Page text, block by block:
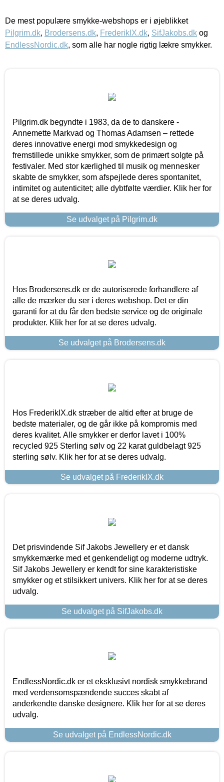
De mest populære smykke-webshops er i øjeblikket
Pilgrim.dk, Brodersens.dk, FrederikIX.dk, SifJakobs.dk og
EndlessNordic.dk, som alle har nogle rigtig lækre smykker.
Pilgrim.dk begyndte i 1983, da de to danskere -
Annemette Markvad og Thomas Adamsen – rettede
deres innovative energi mod smykkedesign og
fremstillede unikke smykker, som de primært solgte på
festivaler. Med stor kærlighed til musik og mennesker
skabte de smykker, som afspejlede deres spontanitet,
intimitet og autenticitet; alle dybtfølte værdier. Klik her for
at se deres udvalg.
Se udvalget på Pilgrim.dk
Hos Brodersens.dk er de autoriserede forhandlere af
alle de mærker du ser i deres webshop. Det er din
garanti for at du får den bedste service og de originale
produkter. Klik her for at se deres udvalg.
Se udvalget på Brodersens.dk
Hos FrederikIX.dk stræber de altid efter at bruge de
bedste materialer, og de går ikke på kompromis med
deres kvalitet. Alle smykker er derfor lavet i 100%
recycled 925 Sterling sølv og 22 karat guldbelagt 925
sterling sølv. Klik her for at se deres udvalg.
Se udvalget på FrederikIX.dk
Det prisvindende Sif Jakobs Jewellery er et dansk
smykkemærke med et genkendeligt og moderne udtryk.
Sif Jakobs Jewellery er kendt for sine karakteristiske
smykker og et stilsikkert univers. Klik her for at se deres
udvalg.
Se udvalget på SifJakobs.dk
EndlessNordic.dk er et eksklusivt nordisk smykkebrand
med verdensomspændende succes skabt af
anderkendte danske designere. Klik her for at se deres
udvalg.
Se udvalget på EndlessNordic.dk